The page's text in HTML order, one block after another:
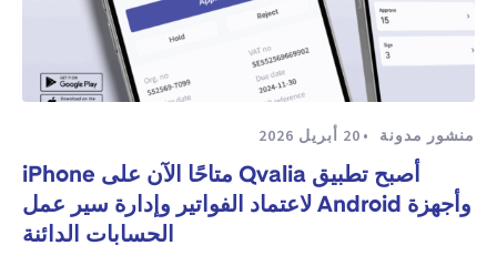
منشور مدونة 20 أبريل 2026
أصبح تطبيق Qvalia متاحًا الآن على iPhone
وأجهزة Android لاعتماد الفواتير وإدارة سير عمل
الحسابات الدائنة